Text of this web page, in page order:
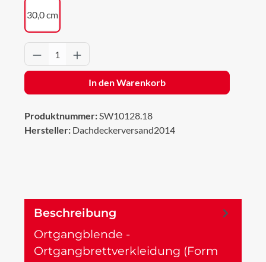
30,0 cm
Produkt Anzahl: Gib den gewünschten
In den Warenkorb
Produktnummer:SW10128.18
Hersteller: Dachdeckerversand2014
Beschreibung
Ortgangblende -
Ortgangbrettverkleidung (Form